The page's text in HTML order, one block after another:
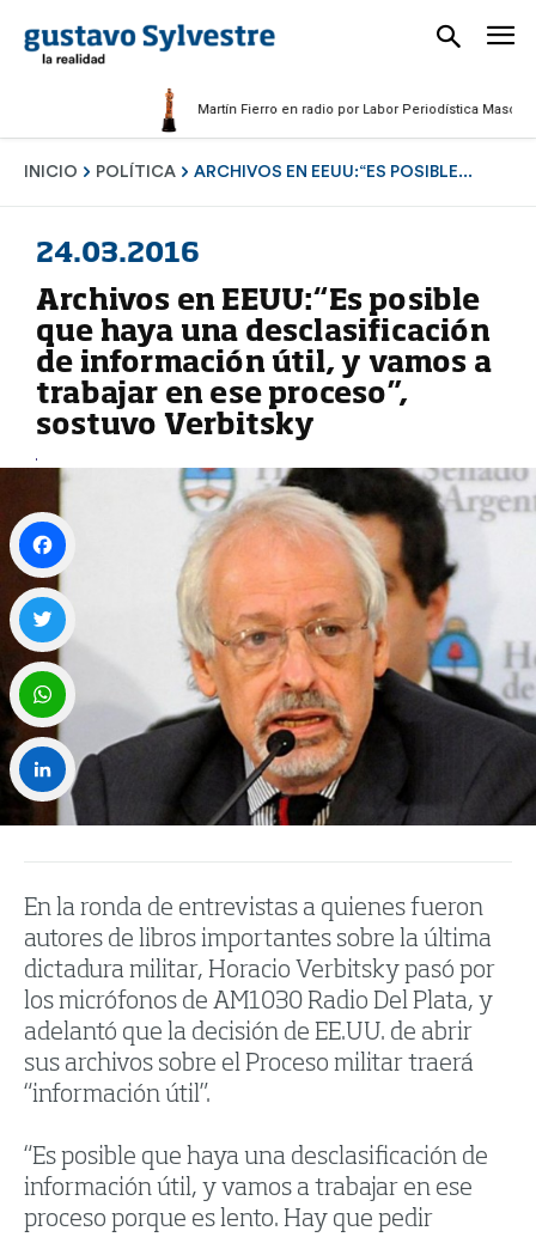
Martín Fierro en radio por Labor Periodística Masculina
INICIO POLÍTICA ARCHIVOS EN EEUU:“ES POSIBLE...
24.03.2016
Archivos en EEUU:“Es posible
que haya una desclasificación
de información útil, y vamos a
trabajar en ese proceso”,
sostuvo Verbitsky
En la ronda de entrevistas a quienes fueron
autores de libros importantes sobre la última
dictadura militar, Horacio Verbitsky pasó por
los micrófonos de AM1030 Radio Del Plata, y
adelantó que la decisión de EE.UU. de abrir
sus archivos sobre el Proceso militar traerá
“información útil”.
“Es posible que haya una desclasificación de
información útil, y vamos a trabajar en ese
proceso porque es lento. Hay que pedir
Facebook
Twitter
WhatsApp
LinkedIn